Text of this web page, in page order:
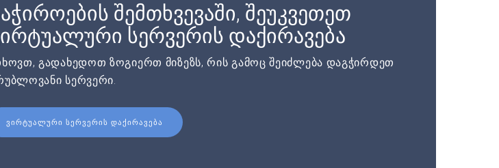
შემთხვევაში, შეუკვეთეთ
სერვერის დაქირავება
გადახედოთ ზოგიერთ მიზეზს, რის გამოც შეიძლება დაგჭირდეთ
სერვერი.
ᲕᲘᲠᲢᲣᲐᲚᲣᲠᲘ ᲡᲔᲠᲕᲔᲠᲘᲡ ᲓᲐᲥᲘᲠᲐᲕᲔᲑᲐ